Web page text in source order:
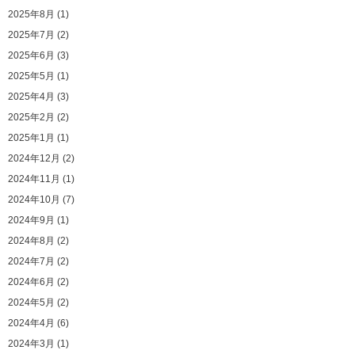
2025年8月 (1)
2025年7月 (2)
2025年6月 (3)
2025年5月 (1)
2025年4月 (3)
2025年2月 (2)
2025年1月 (1)
2024年12月 (2)
2024年11月 (1)
2024年10月 (7)
2024年9月 (1)
2024年8月 (2)
2024年7月 (2)
2024年6月 (2)
2024年5月 (2)
2024年4月 (6)
2024年3月 (1)